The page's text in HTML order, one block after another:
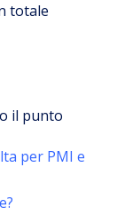
totale
il punto
per PMI e